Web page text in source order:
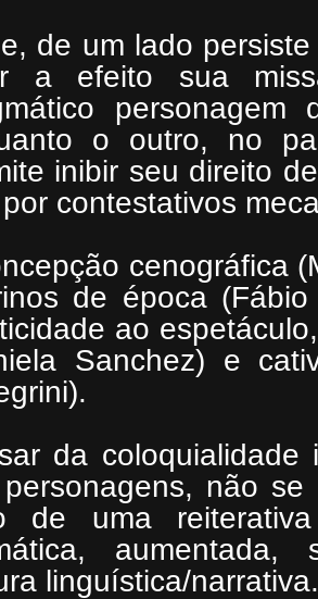
de um lado
a efeito sua
o outro, no
inibir seu direito
contestativos
cenográfica
de época
ao
Sanchez) e
da coloquialidade
não
de uma
aumentada,
linguística/narrativa.